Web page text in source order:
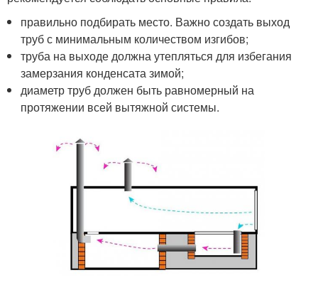
правильно подбирать место. Важно создать выход
труб с минимальным количеством изгибов;
труба на выходе должна утепляться для избегания
замерзания конденсата зимой;
диаметр труб должен быть равномерный на
протяжении всей вытяжной системы.